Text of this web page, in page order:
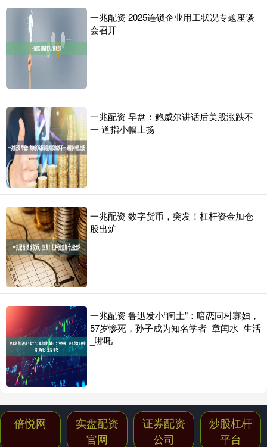
一兆配资 2025连锁企业用工状况专题座谈
会召开
一兆配资 早盘：鲍威尔讲话后美股涨跌不
一 道指小幅上扬
一兆配资 数字货币，突发！杠杆资金加仓
股出炉
一兆配资 鲁迅发小“闰土”：暗恋同村寡妇，
57岁惨死，孙子成为知名学者_章闰水_生活
_哪吒
倍悦网
实盘配资
官网
证券配资
公司
炒股杠杆
平台